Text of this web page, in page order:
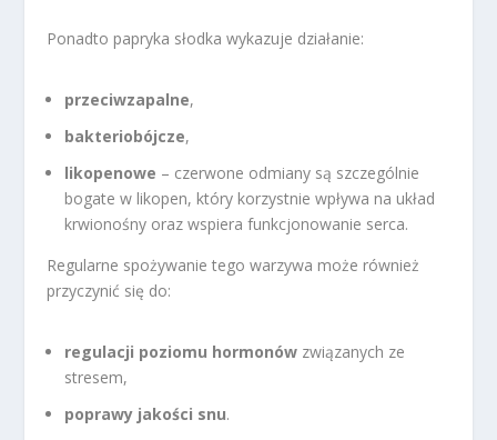
Ponadto papryka słodka wykazuje działanie:
przeciwzapalne,
bakteriobójcze,
likopenowe – czerwone odmiany są szczególnie
bogate w likopen, który korzystnie wpływa na układ
krwionośny oraz wspiera funkcjonowanie serca.
Regularne spożywanie tego warzywa może również
przyczynić się do:
regulacji poziomu hormonów związanych ze
stresem,
poprawy jakości snu.